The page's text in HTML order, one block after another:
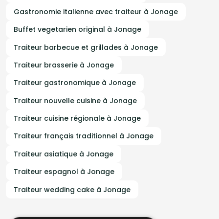
Gastronomie italienne avec traiteur à Jonage
Buffet vegetarien original à Jonage
Traiteur barbecue et grillades à Jonage
Traiteur brasserie à Jonage
Traiteur gastronomique à Jonage
Traiteur nouvelle cuisine à Jonage
Traiteur cuisine régionale à Jonage
Traiteur français traditionnel à Jonage
Traiteur asiatique à Jonage
Traiteur espagnol à Jonage
Traiteur wedding cake à Jonage